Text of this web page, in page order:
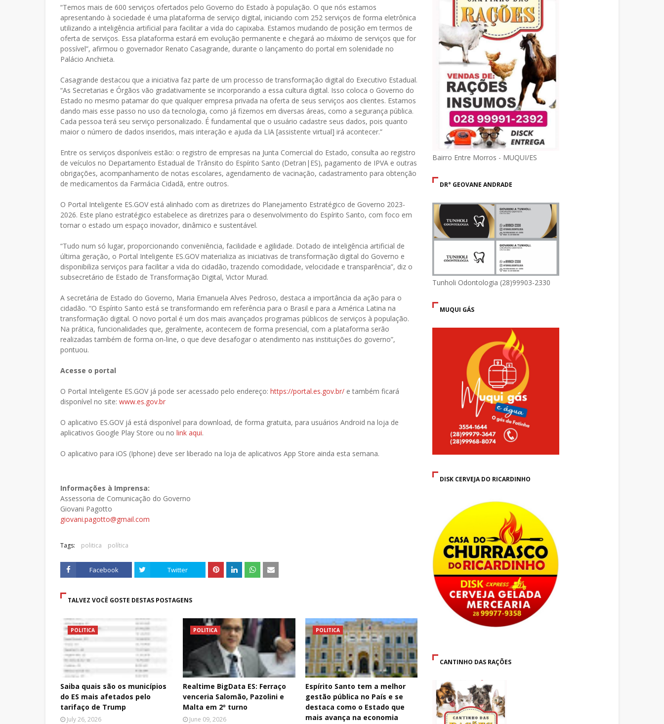
“Temos mais de 600 serviços ofertados pelo Governo do Estado à população. O que nós estamos
apresentando à sociedade é uma plataforma de serviço digital, iniciando com 252 serviços de forma eletrônica
utilizando a inteligência artificial para facilitar a vida do capixaba. Estamos mudando de posição em termos de
oferta de serviços. Essa plataforma estará em evolução permanente e chegará ao máximo de serviços que for
possível”, afirmou o governador Renato Casagrande, durante o lançamento do portal em solenidade no
Palácio Anchieta.
Casagrande destacou que a iniciativa faz parte de um processo de transformação digital do Executivo Estadual.
“As Secretarias e Órgãos vão gradativamente se incorporando a essa cultura digital. Isso coloca o Governo do
Estado no mesmo patamar do que qualquer empresa privada na oferta de seus serviços aos clientes. Estamos
dando mais esse passo no uso da tecnologia, como já fizemos em diversas áreas, como a segurança pública.
Cada pessoa terá seu serviço personalizado. É fundamental que o usuário cadastre seus dados, pois quanto
maior o número de dados inseridos, mais interação e ajuda da LIA [assistente virtual] irá acontecer.”
Entre os serviços disponíveis estão: o registro de empresas na Junta Comercial do Estado, consulta ao registro
de veículos no Departamento Estadual de Trânsito do Espírito Santo (Detran|ES), pagamento de IPVA e outras
obrigações, acompanhamento de notas escolares, agendamento de vacinação, cadastramento para obtenção
de medicamentos da Farmácia Cidadã, entre outros.
O Portal Inteligente ES.GOV está alinhado com as diretrizes do Planejamento Estratégico de Governo 2023-
2026. Este plano estratégico estabelece as diretrizes para o desenvolvimento do Espírito Santo, com foco em
tornar o estado um espaço inovador, dinâmico e sustentável.
“Tudo num só lugar, proporcionando conveniência, facilidade e agilidade. Dotado de inteligência artificial de
última geração, o Portal Inteligente ES.GOV materializa as iniciativas de transformação digital do Governo e
disponibiliza serviços para facilitar a vida do cidadão, trazendo comodidade, velocidade e transparência”, diz o
subsecretário de Estado de Transformação Digital, Victor Murad.
A secretária de Estado do Governo, Maria Emanuela Alves Pedroso, destaca a importância da ação para o
cidadão. “O Espírito Santo está se transformando em referência para o Brasil e para a América Latina na
transformação digital. O novo portal é um dos mais avançados programas públicos de serviços à população.
Na prática, funcionalidades que, geralmente, acontecem de forma presencial, com a plataforma serão
realizadas também de forma on-line, o que deve desafogar o atendimento nas instituições do governo”,
pontuou.
Acesse o portal
O Portal Inteligente ES.GOV já pode ser acessado pelo endereço: https://portal.es.gov.br/ e também ficará
disponível no site: www.es.gov.br
O aplicativo ES.GOV já está disponível para download, de forma gratuita, para usuários Android na loja de
aplicativos Google Play Store ou no link aqui.
O aplicativo para iOS (Iphone) deve ser liberado na loja de aplicativos App Store ainda esta semana.
Informações à Imprensa:
Assessoria de Comunicação do Governo
Giovani Pagotto
giovani.pagotto@gmail.com
Tags: politica política
Facebook Twitter
TALVEZ VOCÊ GOSTE DESTAS POSTAGENS
POLITICA
Saiba quais são os municípios
do ES mais afetados pelo
tarifaço de Trump
July 26, 2026
POLITICA
Realtime BigData ES: Ferraço
venceria Salomão, Pazolini e
Malta em 2º turno
June 09, 2026
POLITICA
Espírito Santo tem a melhor
gestão pública no País e se
destaca como o Estado que
mais avança na economia
Bairro Entre Morros - MUQUI/ES
DR° GEOVANE ANDRADE
Tunholi Odontologia (28)99903-2330
MUQUI GÁS
DISK CERVEJA DO RICARDINHO
CANTINHO DAS RAÇÕES